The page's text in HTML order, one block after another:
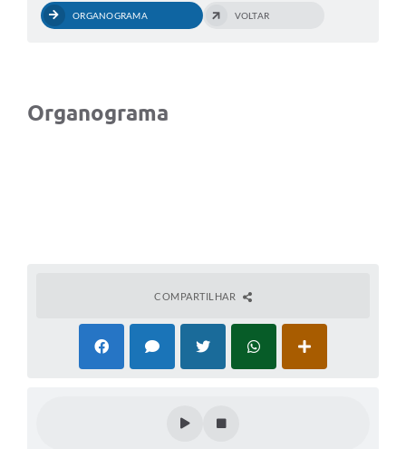
ORGANOGRAMA VOLTAR
Organograma
COMPARTILHAR